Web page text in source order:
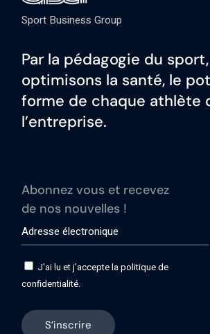
Sport Business Group
Par la pédagogie du
optimisons la santé, le
forme de chaque athlète
l’entreprise.
Abonnez vous et recevez
de nos nouvelles !
J'ai lu et j'accepte la politique de
confidentialité.
S’inscrire